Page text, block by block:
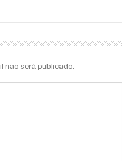
não será publicado.